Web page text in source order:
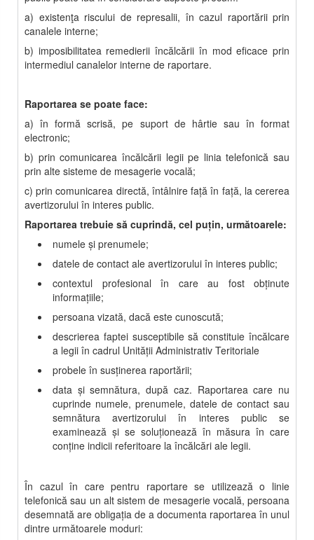
a) existenţa riscului de represalii, în cazul raportării prin
canalele interne;
b) imposibilitatea remedierii încălcării în mod eficace prin
intermediul canalelor interne de raportare.
Raportarea se poate face:
a) în formă scrisă, pe suport de hârtie sau în format
electronic;
b) prin comunicarea încălcării legii pe linia telefonică sau
prin alte sisteme de mesagerie vocală;
c) prin comunicarea directă, întâlnire faţă în faţă, la cererea
avertizorului în interes public.
Raportarea trebuie să cuprindă, cel puţin, următoarele:
numele şi prenumele;
datele de contact ale avertizorului în interes public;
contextul profesional în care au fost obţinute
informaţiile;
persoana vizată, dacă este cunoscută;
descrierea faptei susceptibile să constituie încălcare
a legii în cadrul Unității Administrativ Teritoriale
probele în susţinerea raportării;
data şi semnătura, după caz. Raportarea care nu
cuprinde numele, prenumele, datele de contact sau
semnătura avertizorului în interes public se
examinează şi se soluţionează în măsura în care
conţine indicii referitoare la încălcări ale legii.
În cazul în care pentru raportare se utilizează o linie
telefonică sau un alt sistem de mesagerie vocală, persoana
desemnată are obligaţia de a documenta raportarea în unul
dintre următoarele moduri: